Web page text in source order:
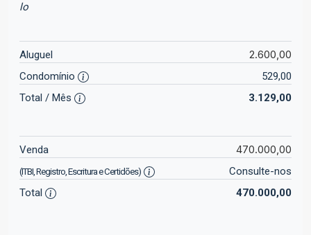
lo
Aluguel 2.600,00
Condomínio
529,00
Total / Mês
3.129,00
Venda 470.000,00
(ITBI, Registro, Escritura e Certidões)
Consulte-nos
Total
470.000,00